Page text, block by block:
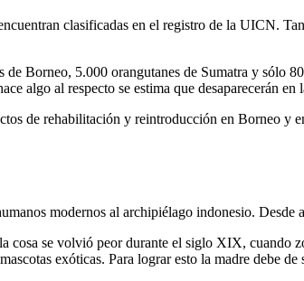
clasificadas en el registro de la UICN.
de Borneo, 5.000 orangutanes de Sumatra y sólo
algo al respecto se estima que desaparecerán en
de rehabilitación y reintroducción en Borneo
modernos al archipiélago indonesio.
cosa se volvió peor durante el siglo XIX, cuando
exóticas. Para lograr esto la madre debe